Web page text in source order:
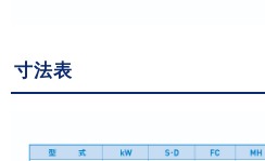
寸法表